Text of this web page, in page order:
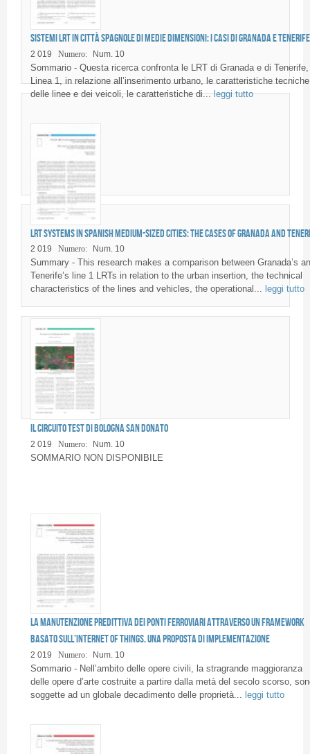
Sistemi LRT in città spagnole di medie dimensioni: i casi di Granada e Tenerife
2 019 Numero: Num. 10
Sommario - Questa ricerca confronta le LRT di Granada e di Tenerife,
Linea 1, in relazione all’inserimento urbano, le caratteristiche tecniche
delle linee e dei veicoli, le caratteristiche di...leggi tutto
LRT systems in Spanish medium-sized cities: the cases of Granada and
2 019 Numero: Num. 10
Summary - This research makes a comparison between Granada’s
Tenerife’s line 1 LRTs in relation to the urban insertion, the technical
characteristics of the lines and vehicles, the operational... leggi tutto
Il circuito test di Bologna San Donato
2 019 Numero: Num. 10
SOMMARIO NON DISPONIBILE
La manutenzione predittiva dei ponti ferroviari attraverso un framework
basato sull’Internet of Things. Una proposta di implementazione
2 019 Numero: Num. 10
Sommario - Nell’ambito delle opere civili, la stragrande maggioranza
delle opere d’arte costruite a partire dalla metà del secolo scorso,
soggette ad un globale decadimento delle proprietà...
leggi tutto
Pagine